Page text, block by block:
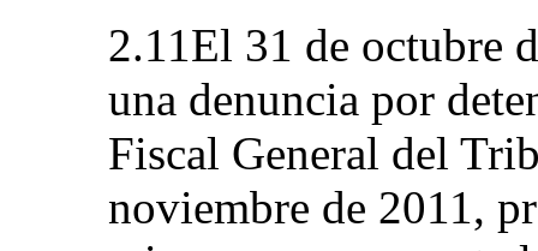
2.11El 31 de octubre
una denuncia por
Fiscal General del
noviembre de 2011,